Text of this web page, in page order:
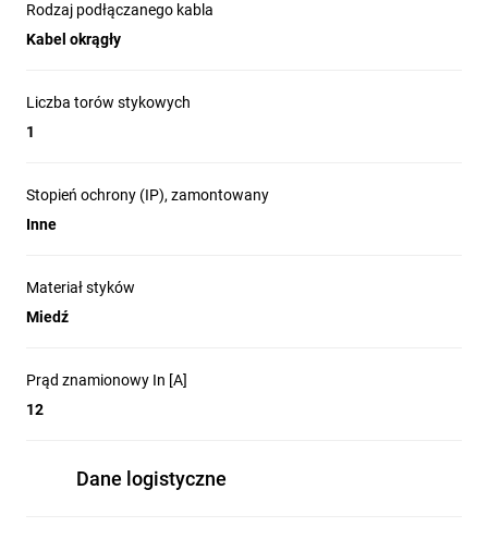
Rodzaj podłączanego kabla
Kabel okrągły
Liczba torów stykowych
1
Stopień ochrony (IP), zamontowany
Inne
Materiał styków
Miedź
Prąd znamionowy In [A]
12
Dane logistyczne